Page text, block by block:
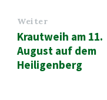
Weiter
Krautweih am 11.
August auf dem
Heiligenberg